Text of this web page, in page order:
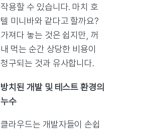
작용할 수 있습니다. 마치 호
텔 미니바와 같다고 할까요?
가져다 놓는 것은 쉽지만, 꺼
내 먹는 순간 상당한 비용이
청구되는 것과 유사합니다.
방치된 개발 및 테스트 환경의
누수
클라우드는 개발자들이 손쉽